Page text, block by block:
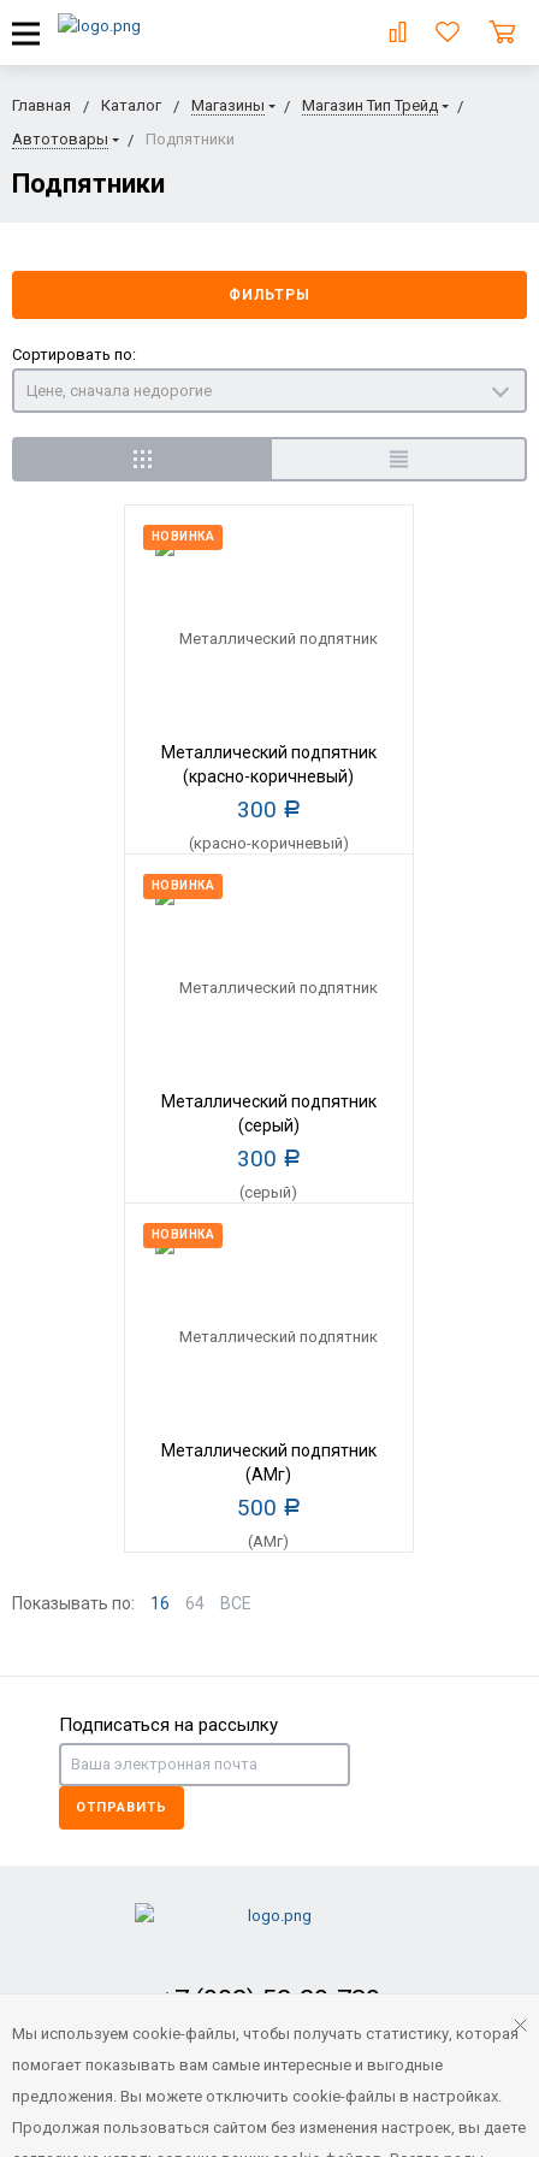
Главная Каталог Магазины
Магазин Тип Трейд
Автотовары
Подпятники
Подпятники
ФИЛЬТРЫ
Сортировать по:
Цене, сначала недорогие
НОВИНКА
Металлический подпятник
(красно-коричневый)
300 Р
НОВИНКА
Металлический подпятник
(серый)
300 Р
НОВИНКА
Металлический подпятник
(АМг)
500 Р
Показывать по: 16 64 ВСЕ
Подписаться на рассылку
ОТПРАВИТЬ
+7 (902) 52-29-739
Заказать обратный звонок
Мы используем cookie-файлы, чтобы получать статистику, которая
помогает показывать вам самые интересные и выгодные
предложения. Вы можете отключить cookie-файлы в настройках.
Продолжая пользоваться сайтом без изменения настроек, вы даете